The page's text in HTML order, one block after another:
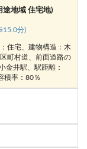
途地域 住宅地)
15.0分)
住宅、建物構造：木
町村道、前面道路の
金井駅、駅距離：
積率：80％